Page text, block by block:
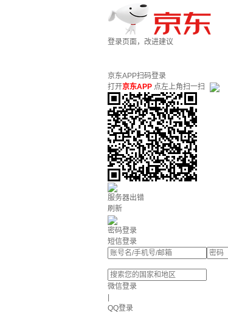
登录页面，改进建议
京东APP扫码登录
打开京东APP 点左上角扫一扫
服务器出错
刷新
密码登录
短信登录
微信登录
QQ登录